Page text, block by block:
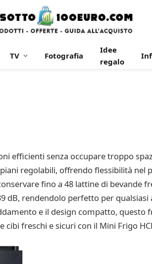
TV Fotografia
Idee
regalo
efficienti senza occupare troppo
regolabili, offrendo flessibilità nel
fino a 48 lattine di bevande
rendendolo perfetto per qualsiasi
e il design compatto, questo
cibi freschi e sicuri con il Mini Frigo